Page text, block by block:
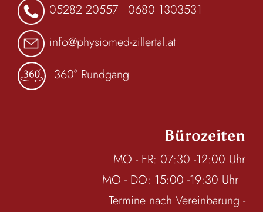
05282 20557 | 0680 1303531
info@physiomed-zillertal.at
360° Rundgang
Bürozeiten
MO - FR: 07:30 -12:00 Uhr
MO - DO: 15:00 -19:30 Uhr
Termine nach Vereinbarung -